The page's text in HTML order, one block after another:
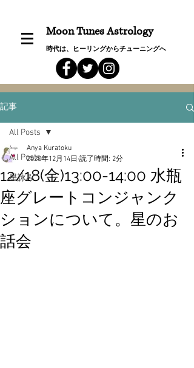
Moon Tunes Astrology
時代は、ヒーリングからチューニングへ
記事
All Posts
星詠み
All Posts
12/18(金)13:00-14:00 水瓶
座グレートコンジャンク
ションについて。星のお
話会
Anya Kuratoku
2020年12月14日 読了時間: 2分